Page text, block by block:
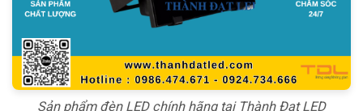
Sản phẩm đèn LED chính hãng tại Thành Đạt LED